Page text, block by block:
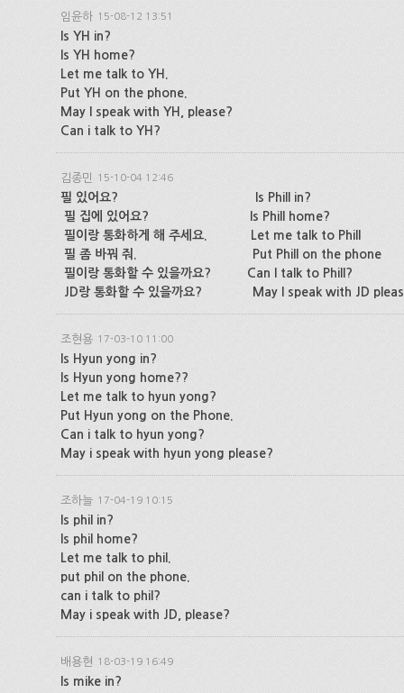
임윤하 15-08-12 13:51
Is YH in?
Is YH home?
Let me talk to YH.
Put YH on the phone.
May I speak with YH, please?
Can i talk to YH?
김종민 15-10-04 12:46
필 있어요? Is Phill in?
필 집에 있어요? Is Phill home?
필이랑 통화하게 해 주세요. Let me talk to Phill
필 좀 바꿔 줘. Put Phill on the phone
필이랑 통화할 수 있을까요? Can I talk to Phill?
JD랑 통화할 수 있을까요? May I speak with JD
조현용 17-03-10 11:00
Is Hyun yong in?
Is Hyun yong home??
Let me talk to hyun yong?
Put Hyun yong on the Phone.
Can i talk to hyun yong?
May i speak with hyun yong please?
조하늘 17-04-19 10:15
Is phil in?
Is phil home?
Let me talk to phil.
put phil on the phone.
can i talk to phil?
May i speak with JD, please?
배용현 18-03-19 16:49
Is mike in?